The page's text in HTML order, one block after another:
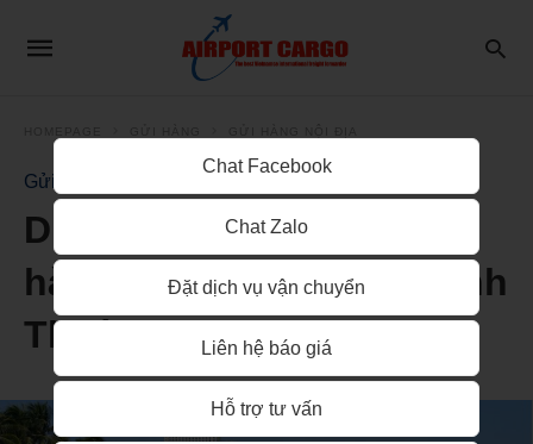
Gửi Hàng Nội Địa
Dịch vụ vận chuyển gửi
hàng từ Nha Trang đi Bình
Thuận
Chat Facebook
Chat Zalo
Đặt dịch vụ vận chuyển
Liên hệ báo giá
Hỗ trợ tư vấn